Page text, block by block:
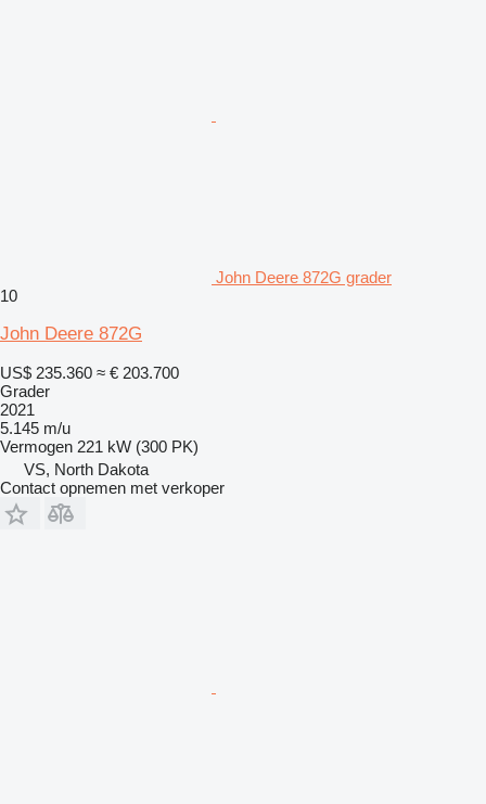
John Deere 872G grader
10
John Deere 872G
US$ 235.360 ≈ € 203.700
Grader
2021
5.145 m/u
Vermogen 221 kW (300 PK)
VS, North Dakota
Contact opnemen met verkoper